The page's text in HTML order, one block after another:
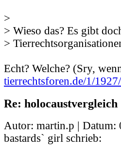
>
> Wieso das? Es gibt
>
Echt? Welche? (Sry,
tierrechtsforen.de/1/
Re: holocaustvergleich
Autor: martin.p | Datum:
bastards` girl schrieb: